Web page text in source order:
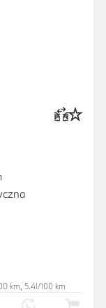
km, 5.4l/100 km